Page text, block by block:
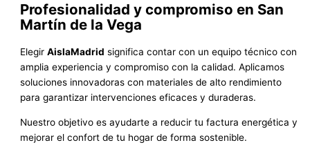
Profesionalidad y compromiso en San
Martín de la Vega
ElegirAislaMadrid significa contar con un equipo técnico con
amplia experiencia y compromiso con la calidad. Aplicamos
soluciones innovadoras con materiales de alto rendimiento
para garantizar intervenciones eficaces y duraderas.
Nuestro objetivo es ayudarte a reducir tu factura energética y
mejorar el confort de tu hogar de forma sostenible.